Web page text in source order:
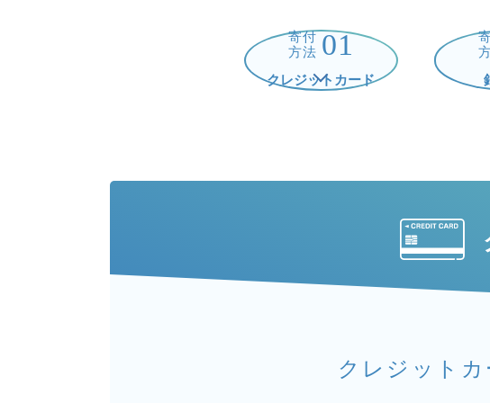
寄付
方法 01
クレジットカード
クレジットカ